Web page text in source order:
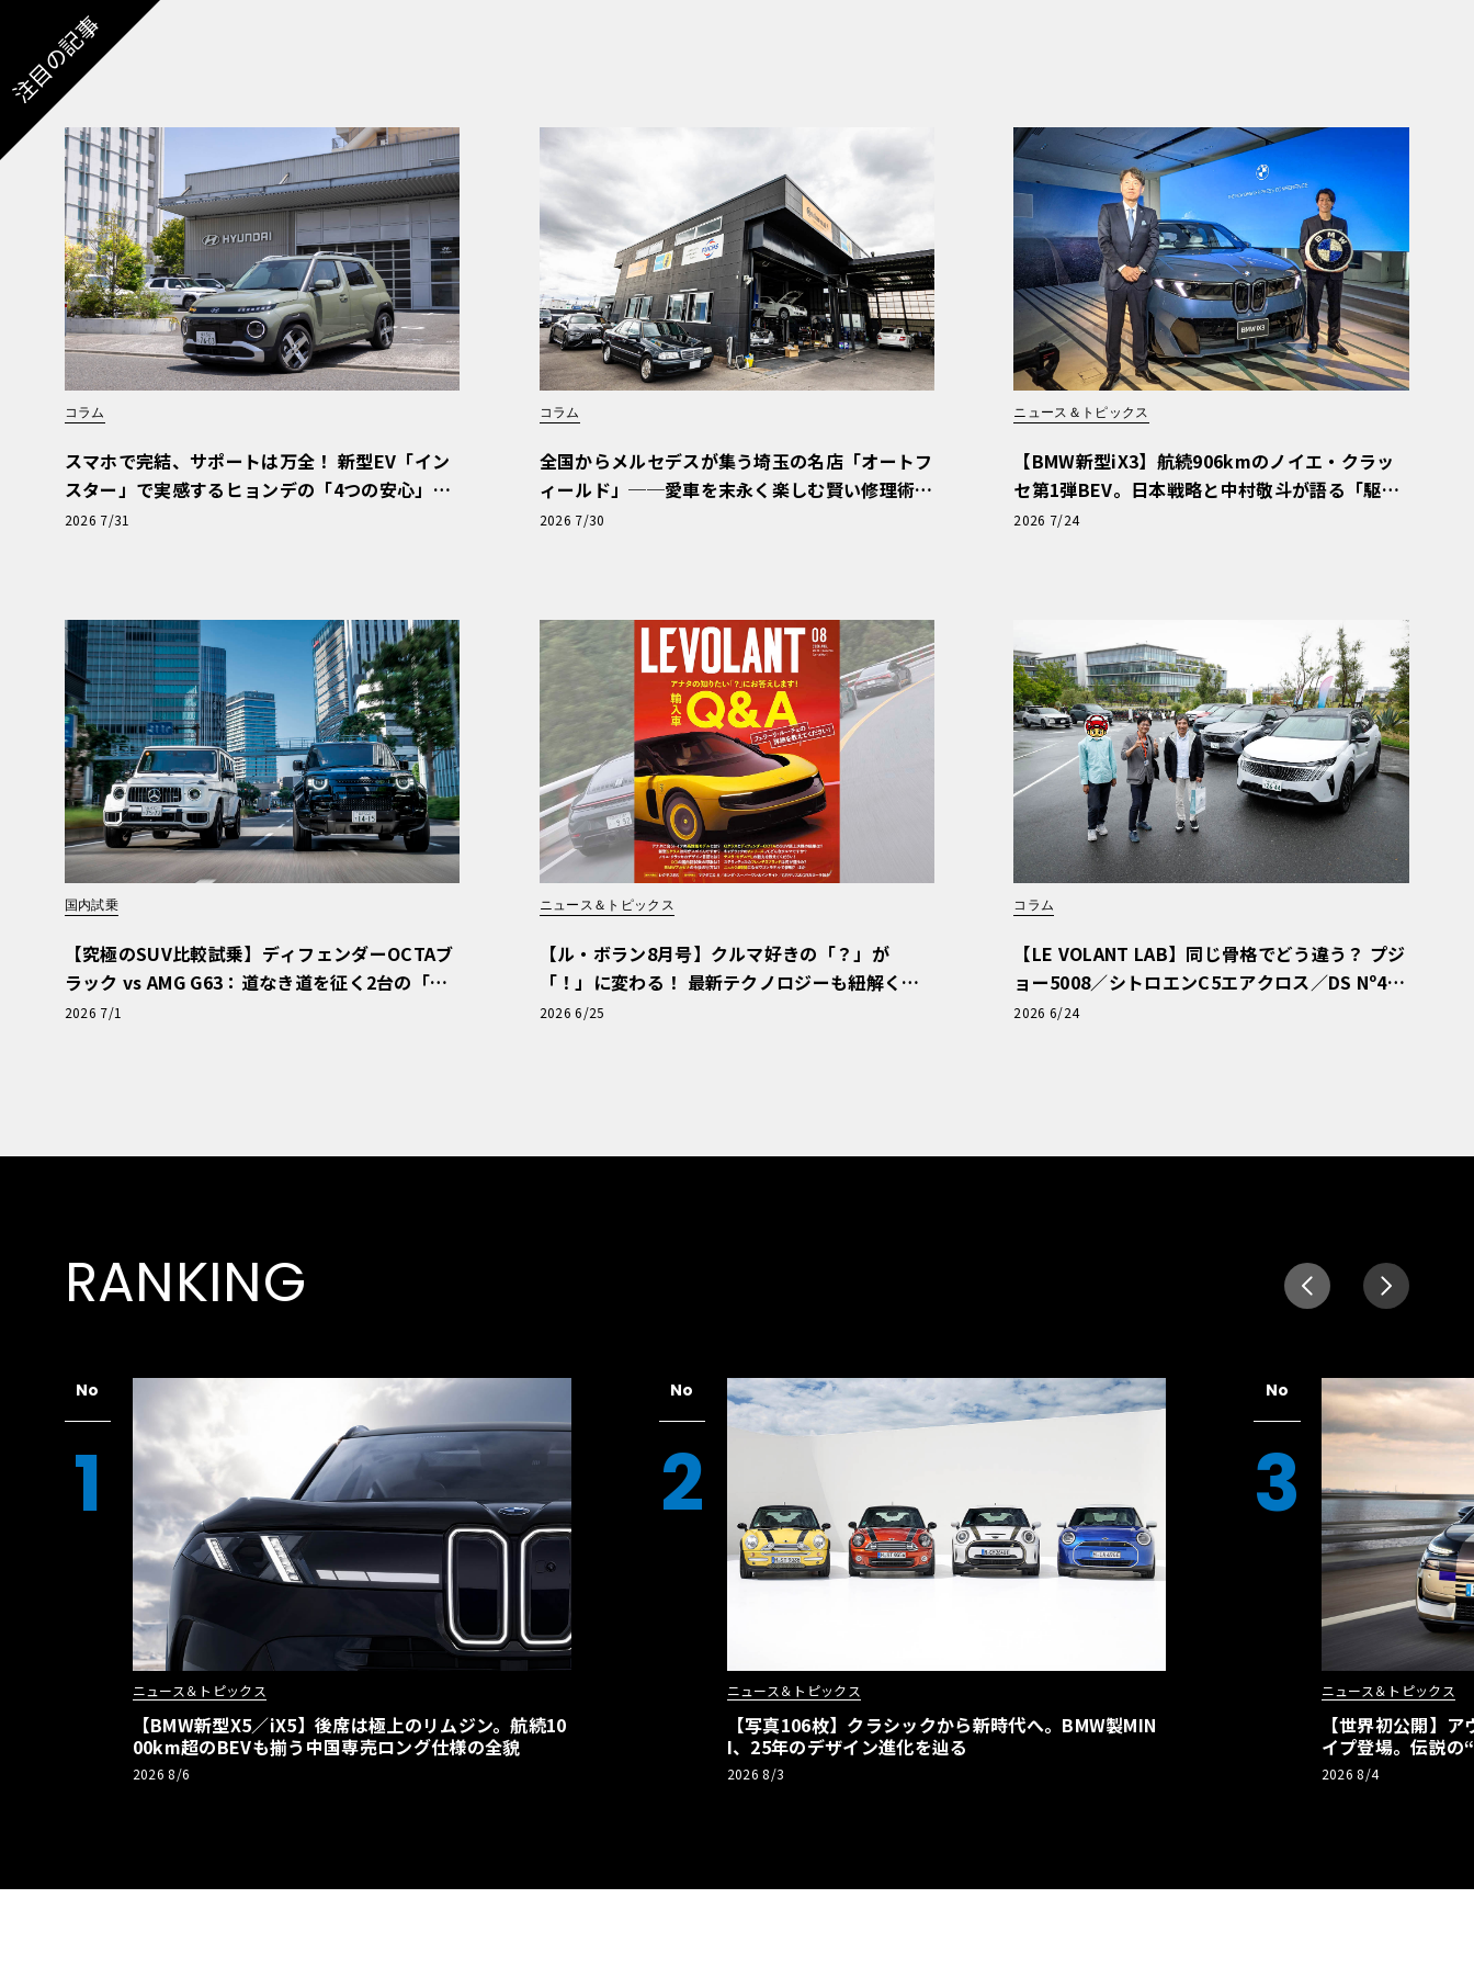
注目の記事
コラム
スマホで完結、サポートは万全！ 新型EV「イン
スター」で実感するヒョンデの「4つの安心」
【第1回・ヒョンデ6つの疑問：Why? Hyunda
2026 7/31
コラム
全国からメルセデスが集う埼玉の名店「オートフ
ィールド」──愛車を末永く楽しむ賢い修理術
と、プロがフックス製オイルを選ぶ理由〈PR〉
2026 7/30
ニュース＆トピックス
【BMW新型iX3】航続906kmのノイエ・クラッ
セ第1弾BEV。日本戦略と中村敬斗が語る「駆け
ぬける歓び」
2026 7/24
国内試乗
【究極のSUV比較試乗】ディフェンダーOCTAブ
ラック vs AMG G63：道なき道を征く2台の「対
極的アプローチ」
2026 7/1
ニュース＆トピックス
【ル・ボラン8月号】クルマ好きの「？」が
「！」に変わる！ 最新テクノロジーも紐解く
「輸入車Q&A」
2026 6/25
コラム
【LE VOLANT LAB】同じ骨格でどう違う？ プジ
ョー5008／シトロエンC5エアクロス／DS Nº4
読者一気乗りレポート
2026 6/24
RANKING
No
1
ニュース＆トピックス
【BMW新型X5／iX5】後席は極上のリムジン。航続10
00km超のBEVも揃う中国専売ロング仕様の全貌
2026 8/6
No
2
ニュース＆トピックス
【写真106枚】クラシックから新時代へ。BMW製MIN
I、25年のデザイン進化を辿る
2026 8/3
No
3
ニュース＆トピックス
【世界初公開】
イプ登場。伝説の
リーBEVとして復
2026 8/4